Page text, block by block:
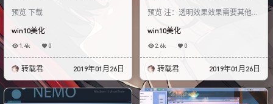
预览 下载
win10美化
1.4k 0
转载君 2019年01月26日
预览 注：透明效果效果需要其他软
win10美化
2.6k 0
转载君 2019年01月26日